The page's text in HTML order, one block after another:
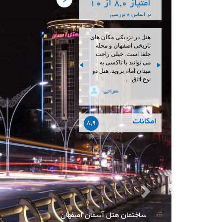
امتیاز 8,0 از 10
بر اساس 8 بررسی
هتل در نزدیکی مکان های
تاریخی اصفهان و محله
جلفا است. خیلی راحت
می توانید با تاکسی به
میدان امام بروید. هتل دو
نوع اتاق ...
معراجی
امکانات 8,9
لابی هتل آسمان اصفهان